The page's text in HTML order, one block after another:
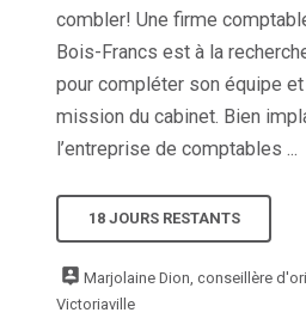
combler! Une firme
Bois-Francs est à la
pour compléter son équipe
mission du cabinet. Bien
l’entreprise de comptables ...
18 JOURS RESTANTS
Marjolaine Dion, conseillère
Victoriaville